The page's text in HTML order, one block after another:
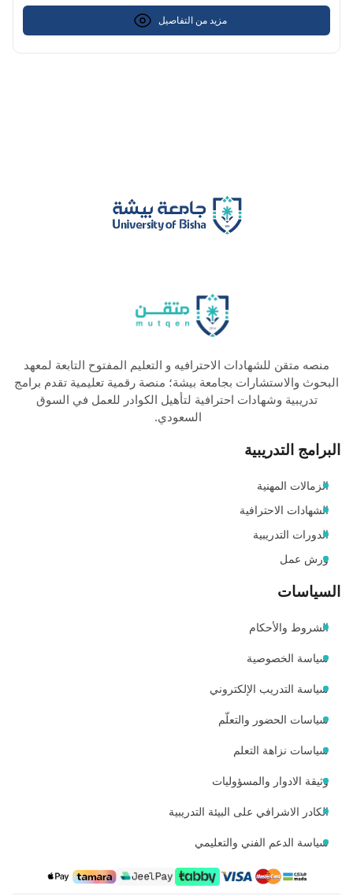
مزيد من التفاصيل
منصه متقن للشهادات الاحترافيه و التعليم المفتوح التابعة لمعهد
البحوث والاستشارات بجامعة بيشة؛ منصة رقمية تعليمية تقدم برامج
تدريبية وشهادات احترافية لتأهيل الكوادر للعمل في السوق
السعودي.
البرامج التدريبية
الزمالات المهنية
الشهادات الاحترافية
الدورات التدريبية
ورش عمل
السياسات
الشروط والأحكام
سياسة الخصوصية
سياسة التدريب الإلكتروني
سياسات الحضور والتعلّم
سياسات نزاهة التعلم
وثيقة الادوار والمسؤوليات
الكادر الاشرافي على البيئة التدريبية
سياسة الدعم الفني والتعليمي